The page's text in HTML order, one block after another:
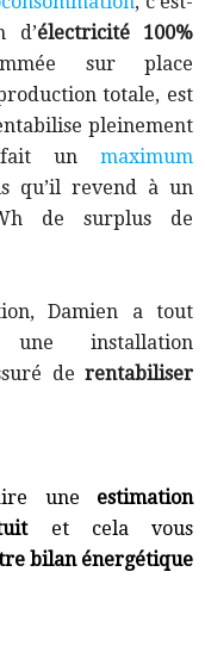
d’électricité 100%
sur place
totale, est
pleinement
un maximum
qu’il revend à un
de surplus de
Damien a tout
installation
de rentabiliser
une estimation
et cela vous
bilan énergétique